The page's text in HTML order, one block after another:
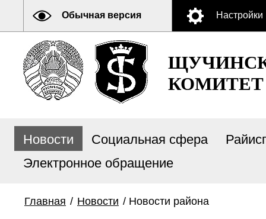
Обычная версия Настройки
КОМИТЕТ
Новости Социальная сфера
Электронное обращение
Главная / Новости / Новости района